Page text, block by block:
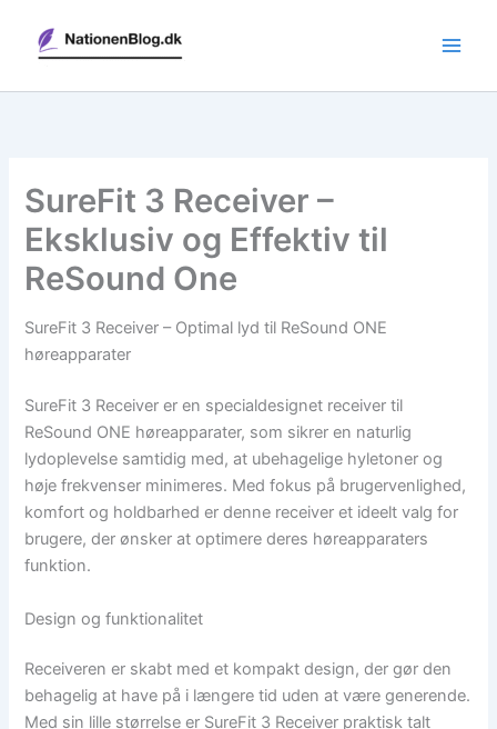
indholdet
SureFit 3 Receiver –
Eksklusiv og Effektiv til
ReSound One
SureFit 3 Receiver – Optimal lyd til ReSound ONE
høreapparater
SureFit 3 Receiver er en specialdesignet receiver til
ReSound ONE høreapparater, som sikrer en naturlig
lydoplevelse samtidig med, at ubehagelige hyletoner og
høje frekvenser minimeres. Med fokus på brugervenlighed,
komfort og holdbarhed er denne receiver et ideelt valg for
brugere, der ønsker at optimere deres høreapparaters
funktion.
Design og funktionalitet
Receiveren er skabt med et kompakt design, der gør den
behagelig at have på i længere tid uden at være generende.
Med sin lille størrelse er SureFit 3 Receiver praktisk talt